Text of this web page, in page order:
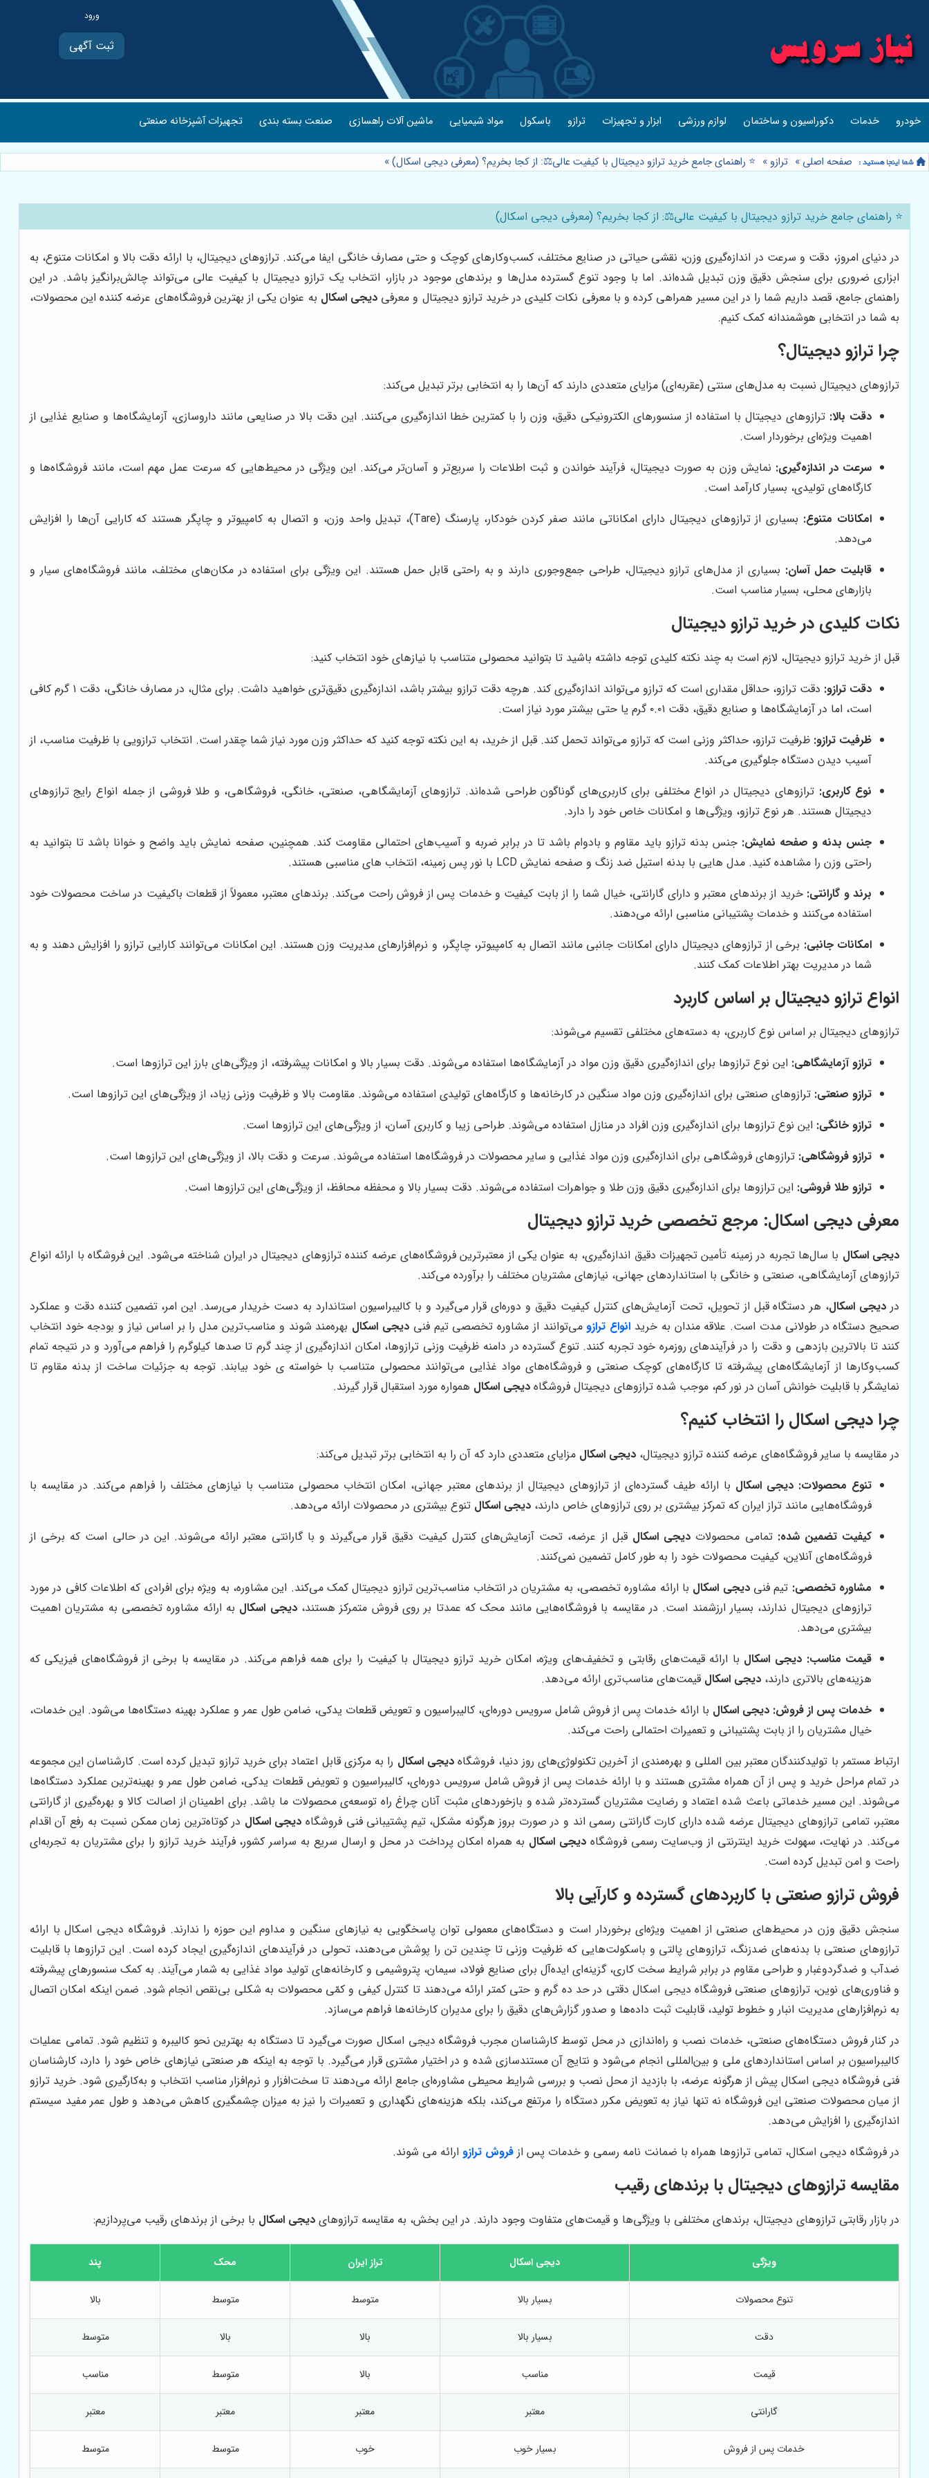
ثبت آگهی
خودرو خدمات دکوراسیون و ساختمان لوازم ورزشی ابزار و تجهیزات ترازو باسکول مواد شیمیایی ماشین آلات راهسازی صنعت بسته بندی تجهیزات آشپزخانه صنعتی
صفحه اصلی » ترازو » ⭐️ راهنمای جامع خرید ترازو دیجیتال با کیفیت عالی⚖️: از کجا بخریم؟ (معرفی دیجی اسکال)»
⭐️ راهنمای جامع خرید ترازو دیجیتال با کیفیت عالی⚖️: از کجا بخریم؟ (معرفی دیجی اسکال)
در دنیای امروز، دقت و سرعت در اندازه‌گیری وزن، نقشی حیاتی در صنایع مختلف، کسب‌وکارهای کوچک و حتی مصارف خانگی ایفا می‌کند. ترازوهای دیجیتال، با ارائه دقت بالا و امکانات متنوع، به
ابزاری ضروری برای سنجش دقیق وزن تبدیل شده‌اند. اما با وجود تنوع گسترده مدل‌ها و برندهای موجود در بازار، انتخاب یک ترازو دیجیتال با کیفیت عالی می‌تواند چالش‌برانگیز باشد. در این
راهنمای جامع، قصد داریم شما را در این مسیر همراهی کرده و با معرفی نکات کلیدی در خرید ترازو دیجیتال و معرفیدیجی اسکال به عنوان یکی از بهترین فروشگاه‌های عرضه کننده این محصولات،
به شما در انتخابی هوشمندانه کمک کنیم.
چرا ترازو دیجیتال؟
ترازوهای دیجیتال نسبت به مدل‌های سنتی (عقربه‌ای) مزایای متعددی دارند که آن‌ها را به انتخابی برتر تبدیل می‌کند:
دقت بالا: ترازوهای دیجیتال با استفاده از سنسورهای الکترونیکی دقیق، وزن را با کمترین خطا اندازه‌گیری می‌کنند. این دقت بالا در صنایعی مانند داروسازی، آزمایشگاه‌ها و صنایع غذایی از
اهمیت ویژه‌ای برخوردار است.
سرعت در اندازه‌گیری: نمایش وزن به صورت دیجیتال، فرآیند خواندن و ثبت اطلاعات را سریع‌تر و آسان‌تر می‌کند. این ویژگی در محیط‌هایی که سرعت عمل مهم است، مانند فروشگاه‌ها و
کارگاه‌های تولیدی، بسیار کارآمد است.
امکانات متنوع:
بسیاری از ترازوهای دیجیتال دارای امکاناتی مانند صفر کردن خودکار، پارسنگ (Tare)، تبدیل واحد وزن، و اتصال به کامپیوتر و چاپگر هستند که کارایی آن‌ها را افزایش
می‌دهد.
قابلیت حمل آسان: بسیاری از مدل‌های ترازو دیجیتال، طراحی جمع‌وجوری دارند و به راحتی قابل حمل هستند. این ویژگی برای استفاده در مکان‌های مختلف، مانند فروشگاه‌های سیار و
بازارهای محلی، بسیار مناسب است.
نکات کلیدی در خرید ترازو دیجیتال
قبل از خرید ترازو دیجیتال، لازم است به چند نکته کلیدی توجه داشته باشید تا بتوانید محصولی متناسب با نیازهای خود انتخاب کنید:
دقت ترازو:
دقت ترازو، حداقل مقداری است که ترازو می‌تواند اندازه‌گیری کند. هرچه دقت ترازو بیشتر باشد، اندازه‌گیری دقیق‌تری خواهید داشت. برای مثال، در مصارف خانگی، دقت ۱ گرم کافی
است، اما در آزمایشگاه‌ها و صنایع دقیق، دقت ۰.۰۱ گرم یا حتی بیشتر مورد نیاز است.
ظرفیت ترازو: ظرفیت ترازو، حداکثر وزنی است که ترازو می‌تواند تحمل کند. قبل از خرید، به این نکته توجه کنید که حداکثر وزن مورد نیاز شما چقدر است. انتخاب ترازویی با ظرفیت مناسب، از
آسیب دیدن دستگاه جلوگیری می‌کند.
نوع کاربری: ترازوهای دیجیتال در انواع مختلفی برای کاربری‌های گوناگون طراحی شده‌اند. ترازوهای آزمایشگاهی، صنعتی، خانگی، فروشگاهی، و طلا فروشی از جمله انواع رایج ترازوهای
دیجیتال هستند. هر نوع ترازو، ویژگی‌ها و امکانات خاص خود را دارد.
جنس بدنه و صفحه نمایش: جنس بدنه ترازو باید مقاوم و بادوام باشد تا در برابر ضربه و آسیب‌های احتمالی مقاومت کند. همچنین، صفحه نمایش باید واضح و خوانا باشد تا بتوانید به
راحتی وزن را مشاهده کنید. مدل هایی با بدنه استیل ضد زنگ و صفحه نمایش LCD با نور پس زمینه، انتخاب های مناسبی هستند.
برند و گارانتی: خرید از برندهای معتبر و دارای گارانتی، خیال شما را از بابت کیفیت و خدمات پس از فروش راحت می‌کند. برندهای معتبر، معمولاً از قطعات باکیفیت در ساخت محصولات خود
استفاده می‌کنند و خدمات پشتیبانی مناسبی ارائه می‌دهند.
امکانات جانبی: برخی از ترازوهای دیجیتال دارای امکانات جانبی مانند اتصال به کامپیوتر، چاپگر، و نرم‌افزارهای مدیریت وزن هستند. این امکانات می‌توانند کارایی ترازو را افزایش دهند و به
شما در مدیریت بهتر اطلاعات کمک کنند.
انواع ترازو دیجیتال بر اساس کاربرد
ترازوهای دیجیتال بر اساس نوع کاربری، به دسته‌های مختلفی تقسیم می‌شوند:
ترازو آزمایشگاهی: این نوع ترازوها برای اندازه‌گیری دقیق وزن مواد در آزمایشگاه‌ها استفاده می‌شوند. دقت بسیار بالا و امکانات پیشرفته، از ویژگی‌های بارز این ترازوها است.
ترازو صنعتی: ترازوهای صنعتی برای اندازه‌گیری وزن مواد سنگین در کارخانه‌ها و کارگاه‌های تولیدی استفاده می‌شوند. مقاومت بالا و ظرفیت وزنی زیاد، از ویژگی‌های این ترازوها است.
ترازو خانگی: این نوع ترازوها برای اندازه‌گیری وزن افراد در منازل استفاده می‌شوند. طراحی زیبا و کاربری آسان، از ویژگی‌های این ترازوها است.
ترازو فروشگاهی: ترازوهای فروشگاهی برای اندازه‌گیری وزن مواد غذایی و سایر محصولات در فروشگاه‌ها استفاده می‌شوند. سرعت و دقت بالا، از ویژگی‌های این ترازوها است.
ترازو طلا فروشی: این ترازوها برای اندازه‌گیری دقیق وزن طلا و جواهرات استفاده می‌شوند. دقت بسیار بالا و محفظه محافظ، از ویژگی‌های این ترازوها است.
معرفی دیجی اسکال: مرجع تخصصی خرید ترازو دیجیتال
دیجی اسکال با سال‌ها تجربه در زمینه تأمین تجهیزات دقیق اندازه‌گیری، به عنوان یکی از معتبرترین فروشگاه‌های عرضه کننده ترازوهای دیجیتال در ایران شناخته می‌شود. این فروشگاه با ارائه انواع
ترازوهای آزمایشگاهی، صنعتی و خانگی با استانداردهای جهانی، نیازهای مشتریان مختلف را برآورده می‌کند.
در دیجی اسکال، هر دستگاه قبل از تحویل، تحت آزمایش‌های کنترل کیفیت دقیق و دوره‌ای قرار می‌گیرد و با کالیبراسیون استاندارد به دست خریدار می‌رسد. این امر، تضمین کننده دقت و عملکرد
صحیح دستگاه در طولانی مدت است. علاقه مندان به خرید انواع ترازومی‌توانند از مشاوره تخصصی تیم فنیدیجی اسکال بهره‌مند شوند و مناسب‌ترین مدل را بر اساس نیاز و بودجه خود انتخاب
کنند تا بالاترین بازدهی و دقت را در فرآیندهای روزمره خود تجربه کنند. تنوع گسترده در دامنه ظرفیت وزنی ترازوها، امکان اندازه‌گیری از چند گرم تا صدها کیلوگرم را فراهم می‌آورد و در نتیجه تمام
کسب‌وکارها از آزمایشگاه‌های پیشرفته تا کارگاه‌های کوچک صنعتی و فروشگاه‌های مواد غذایی می‌توانند محصولی متناسب با خواسته ی خود بیابند. توجه به جزئیات ساخت از بدنه مقاوم تا
نمایشگر با قابلیت خوانش آسان در نور کم، موجب شده ترازوهای دیجیتال فروشگاه دیجی اسکال همواره مورد استقبال قرار گیرند.
چرا دیجی اسکال را انتخاب کنیم؟
در مقایسه با سایر فروشگاه‌های عرضه کننده ترازو دیجیتال، دیجی اسکال مزایای متعددی دارد که آن را به انتخابی برتر تبدیل می‌کند:
تنوع محصولات: دیجی اسکال با ارائه طیف گسترده‌ای از ترازوهای دیجیتال از برندهای معتبر جهانی، امکان انتخاب محصولی متناسب با نیازهای مختلف را فراهم می‌کند. در مقایسه با
فروشگاه‌هایی مانند تراز ایران که تمرکز بیشتری بر روی ترازوهای خاص دارند، دیجی اسکال تنوع بیشتری در محصولات ارائه می‌دهد.
کیفیت تضمین شده: تمامی محصولات دیجی اسکال قبل از عرضه، تحت آزمایش‌های کنترل کیفیت دقیق قرار می‌گیرند و با گارانتی معتبر ارائه می‌شوند. این در حالی است که برخی از
فروشگاه‌های آنلاین، کیفیت محصولات خود را به طور کامل تضمین نمی‌کنند.
مشاوره تخصصی: تیم فنیدیجی اسکال با ارائه مشاوره تخصصی، به مشتریان در انتخاب مناسب‌ترین ترازو دیجیتال کمک می‌کند. این مشاوره، به ویژه برای افرادی که اطلاعات کافی در مورد
ترازوهای دیجیتال ندارند، بسیار ارزشمند است. در مقایسه با فروشگاه‌هایی مانند محک که عمدتا بر روی فروش متمرکز هستند،دیجی اسکال به ارائه مشاوره تخصصی به مشتریان اهمیت
بیشتری می‌دهد.
قیمت مناسب: دیجی اسکال با ارائه قیمت‌های رقابتی و تخفیف‌های ویژه، امکان خرید ترازو دیجیتال با کیفیت را برای همه فراهم می‌کند. در مقایسه با برخی از فروشگاه‌های فیزیکی که
هزینه‌های بالاتری دارند، دیجی اسکال قیمت‌های مناسب‌تری ارائه می‌دهد.
خدمات پس از فروش: دیجی اسکال با ارائه خدمات پس از فروش شامل سرویس دوره‌ای، کالیبراسیون و تعویض قطعات یدکی، ضامن طول عمر و عملکرد بهینه دستگاه‌ها می‌شود. این خدمات،
خیال مشتریان را از بابت پشتیبانی و تعمیرات احتمالی راحت می‌کند.
ارتباط مستمر با تولیدکنندگان معتبر بین المللی و بهره‌مندی از آخرین تکنولوژی‌های روز دنیا، فروشگاه دیجی اسکال را به مرکزی قابل اعتماد برای خرید ترازو تبدیل کرده است. کارشناسان این مجموعه
در تمام مراحل خرید و پس از آن همراه مشتری هستند و با ارائه خدمات پس از فروش شامل سرویس دوره‌ای، کالیبراسیون و تعویض قطعات یدکی، ضامن طول عمر و بهینه‌ترین عملکرد دستگاه‌ها
می‌شوند. این مسیر خدماتی باعث شده اعتماد و رضایت مشتریان گسترده‌تر شده و بازخوردهای مثبت آنان چراغ راه توسعه‌ی محصولات ما باشد. برای اطمینان از اصالت کالا و بهره‌گیری از گارانتی
معتبر، تمامی ترازوهای دیجیتال عرضه شده دارای کارت گارانتی رسمی اند و در صورت بروز هرگونه مشکل، تیم پشتیبانی فنی فروشگاه دیجی اسکال در کوتاه‌ترین زمان ممکن نسبت به رفع آن اقدام
می‌کند. در نهایت، سهولت خرید اینترنتی از وب‌سایت رسمی فروشگاهدیجی اسکال به همراه امکان پرداخت در محل و ارسال سریع به سراسر کشور، فرآیند خرید ترازو را برای مشتریان به تجربه‌ای
راحت و امن تبدیل کرده است.
فروش ترازو صنعتی با کاربردهای گسترده و کارآیی بالا
سنجش دقیق وزن در محیط‌های صنعتی از اهمیت ویژه‌ای برخوردار است و دستگاه‌های معمولی توان پاسخگویی به نیازهای سنگین و مداوم این حوزه را ندارند. فروشگاه دیجی اسکال با ارائه
ترازوهای صنعتی با بدنه‌های ضدزنگ، ترازوهای پالتی و باسکولت‌هایی که ظرفیت وزنی تا چندین تن را پوشش می‌دهند، تحولی در فرآیندهای اندازه‌گیری ایجاد کرده است. این ترازوها با قابلیت
ضدآب و ضدگردوغبار و طراحی مقاوم در برابر شرایط سخت کاری، گزینه‌ای ایده‌آل برای صنایع فولاد، سیمان، پتروشیمی و کارخانه‌های تولید مواد غذایی به شمار می‌آیند. به کمک سنسورهای پیشرفته
و فناوری‌های نوین، ترازوهای صنعتی فروشگاه دیجی اسکال دقتی در حد ده گرم و حتی کمتر ارائه می‌دهند تا کنترل کیفی و کمّی محصولات به شکلی بی‌نقص انجام شود. ضمن اینکه امکان اتصال
به نرم‌افزارهای مدیریت انبار و خطوط تولید، قابلیت ثبت داده‌ها و صدور گزارش‌های دقیق را برای مدیران کارخانه‌ها فراهم می‌سازد.
در کنار فروش دستگاه‌های صنعتی، خدمات نصب و راه‌اندازی در محل توسط کارشناسان مجرب فروشگاه دیجی اسکال صورت می‌گیرد تا دستگاه به بهترین نحو کالیبره و تنظیم شود. تمامی عملیات
کالیبراسیون بر اساس استانداردهای ملی و بین‌المللی انجام می‌شود و نتایج آن مستندسازی شده و در اختیار مشتری قرار می‌گیرد. با توجه به اینکه هر صنعتی نیازهای خاص خود را دارد، کارشناسان
فنی فروشگاه دیجی اسکال پیش از هرگونه عرضه، با بازدید از محل نصب و بررسی شرایط محیطی مشاوره‌ای جامع ارائه می‌دهند تا سخت‌افزار و نرم‌افزار مناسب انتخاب و به‌کارگیری شود. خرید ترازو
از میان محصولات صنعتی این فروشگاه نه تنها نیاز به تعویض مکرر دستگاه را مرتفع می‌کند، بلکه هزینه‌های نگهداری و تعمیرات را نیز به میزان چشمگیری کاهش می‌دهد و طول عمر مفید سیستم
اندازه‌گیری را افزایش می‌دهد.
در فروشگاه دیجی اسکال، تمامی ترازوها همراه با ضمانت نامه رسمی و خدمات پس از فروش ترازو ارائه می شوند.
مقایسه ترازوهای دیجیتال با برندهای رقیب
در بازار رقابتی ترازوهای دیجیتال، برندهای مختلفی با ویژگی‌ها و قیمت‌های متفاوت وجود دارند. در این بخش، به مقایسه ترازوهای دیجی اسکال با برخی از برندهای رقیب می‌پردازیم:
ویژگی دیجی اسکال تراز ایران محک پند
تنوع محصولات بسیار بالا متوسط متوسط بالا
دقت بسیار بالا بالا بالا متوسط
قیمت مناسب بالا متوسط مناسب
گارانتی معتبر معتبر معتبر معتبر
خدمات پس از فروش بسیار خوب خوب متوسط متوسط